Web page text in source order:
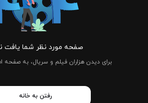
صفحه مورد نظر شما یافت
برای دیدن هزاران فیلم و سریال، به صفحه
رفتن به خانه